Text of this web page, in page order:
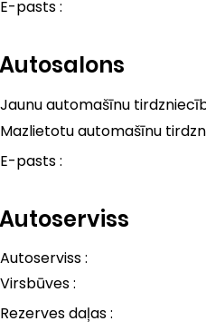
E-pasts ​:
Autosalons
​Jaunu automašīnu
Mazlietotu automašīnu
E-pasts ​:
Autoserviss
Autoserviss :
Virsbūves :
Rezerves daļas :